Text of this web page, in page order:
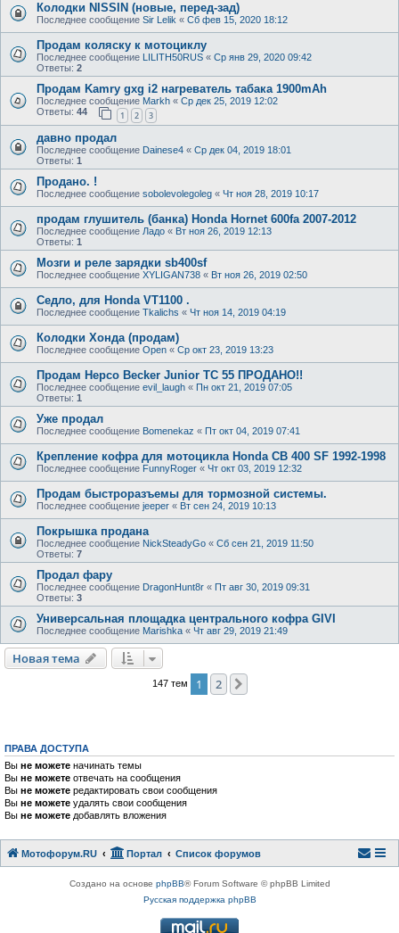
Колодки NISSIN (новые, перед-зад)
Последнее сообщение Sir Lelik « Сб фев 15, 2020 18:12
Продам коляску к мотоциклу
Последнее сообщение LILITH50RUS « Ср янв 29, 2020 09:42
Ответы: 2
Продам Kamry gxg i2 нагреватель табака 1900mAh
Последнее сообщение Markh « Ср дек 25, 2019 12:02
Ответы: 44 1 2 3
давно продал
Последнее сообщение Dainese4 « Ср дек 04, 2019 18:01
Ответы: 1
Продано. !
Последнее сообщение sobolevolegoleg « Чт ноя 28, 2019 10:17
продам глушитель (банка) Honda Hornet 600fa 2007-2012
Последнее сообщение Ладо « Вт ноя 26, 2019 12:13
Ответы: 1
Мозги и реле зарядки sb400sf
Последнее сообщение XYLIGAN738 « Вт ноя 26, 2019 02:50
Седло, для Honda VT1100 .
Последнее сообщение Tkalichs « Чт ноя 14, 2019 04:19
Колодки Хонда (продам)
Последнее сообщение Open « Ср окт 23, 2019 13:23
Продам Hepco Becker Junior TC 55 ПРОДАНО!!
Последнее сообщение evil_laugh « Пн окт 21, 2019 07:05
Ответы: 1
Уже продал
Последнее сообщение Bomenekaz « Пт окт 04, 2019 07:41
Крепление кофра для мотоцикла Honda CB 400 SF 1992-1998
Последнее сообщение FunnyRoger « Чт окт 03, 2019 12:32
Продам быстроразъемы для тормозной системы.
Последнее сообщение jeeper « Вт сен 24, 2019 10:13
Покрышка продана
Последнее сообщение NickSteadyGo « Сб сен 21, 2019 11:50
Ответы: 7
Продал фару
Последнее сообщение DragonHunt8r « Пт авг 30, 2019 09:31
Ответы: 3
Универсальная площадка центрального кофра GIVI
Последнее сообщение Marishka « Чт авг 29, 2019 21:49
Новая тема
147 тем 1 2
ПРАВА ДОСТУПА
Вы не можете начинать темы
Вы не можете отвечать на сообщения
Вы не можете редактировать свои сообщения
Вы не можете удалять свои сообщения
Вы не можете добавлять вложения
Мотофорум.RU Портал Список форумов
Создано на основе phpBB® Forum Software © phpBB Limited
Русская поддержка phpBB